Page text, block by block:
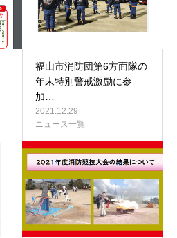
福山市消防団第6方面隊の
年末特別警戒激励に参
加…
2021.12.29
ニュース一覧